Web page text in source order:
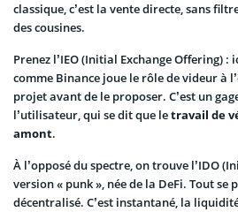
classique, c’est la vente directe, sans
des cousines.
Prenez l’IEO (Initial Exchange Offering)
comme Binance joue le rôle de videur à
projet avant de le proposer. C’est un
l’utilisateur, qui se dit que letravail de
amont.
À l’opposé du spectre, on trouve l’IDO
version « punk », née de la DeFi. Tout se
décentralisé. C’est instantané, la